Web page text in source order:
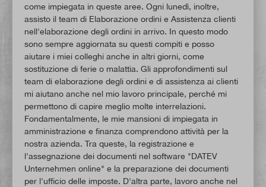
come impiegata in queste aree. Ogni lunedì, inoltre,
assisto il team di Elaborazione ordini e Assistenza clienti
nell'elaborazione degli ordini in arrivo. In questo modo
sono sempre aggiornata su questi compiti e posso
aiutare i miei colleghi anche in altri giorni, come
sostituzione di ferie o malattia. Gli approfondimenti sul
team di elaborazione degli ordini e di assistenza ai clienti
mi aiutano anche nel mio lavoro principale, perché mi
permettono di capire meglio molte interrelazioni.
Fondamentalmente, le mie mansioni di impiegata in
amministrazione e finanza comprendono attività per la
nostra azienda. Tra queste, la registrazione e
l'assegnazione dei documenti nel software "DATEV
Unternehmen online" e la preparazione dei documenti
per l'ufficio delle imposte. D'altra parte, lavoro anche nel